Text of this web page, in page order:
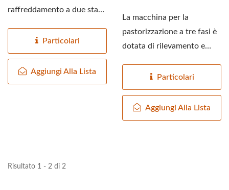
raffreddamento a due stadi
Particolari
Aggiungi Alla Lista
La macchina per la
pastorizzazione a tre fasi è
dotata di rilevamento e
temperatura...Particolari
Aggiungi Alla Lista
Risultato 1 - 2 di 2